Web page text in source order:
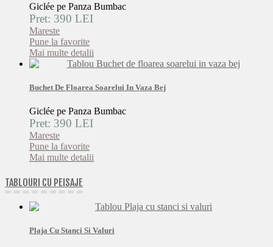
Giclée pe Panza Bumbac
Pret: 390 LEI
Mareste
Pune la favorite
Mai multe detalii
Buchet De Floarea Soarelui In Vaza Bej
Giclée pe Panza Bumbac
Pret: 390 LEI
Mareste
Pune la favorite
Mai multe detalii
TABLOURI CU PEISAJE
Plaja Cu Stanci Si Valuri